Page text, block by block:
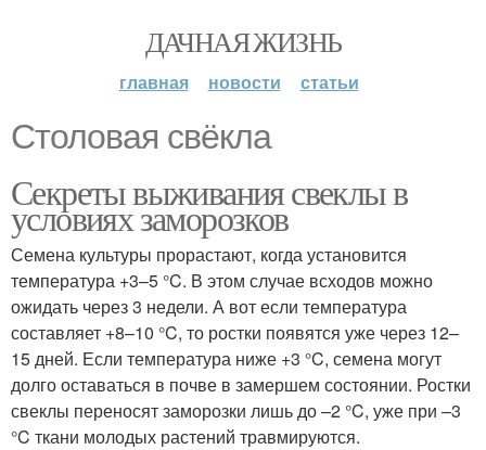
ДАЧНАЯ ЖИЗНЬ
главная новости статьи
Столовая свёкла
Секреты выживания свеклы в
условиях заморозков
Семена культуры прорастают, когда установится
температура +3–5 °C. В этом случае всходов можно
ожидать через 3 недели. А вот если температура
составляет +8–10 °C, то ростки появятся уже через 12–
15 дней. Если температура ниже +3 °C, семена могут
долго оставаться в почве в замершем состоянии. Ростки
свеклы переносят заморозки лишь до –2 °C, уже при –3
°C ткани молодых растений травмируются.